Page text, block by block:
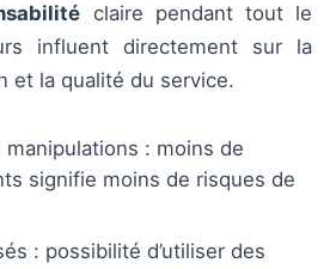
claire pendant tout le
influent directement sur la
et la qualité du service.
manipulations : moins de
signifie moins de risques de
: possibilité d’utiliser des